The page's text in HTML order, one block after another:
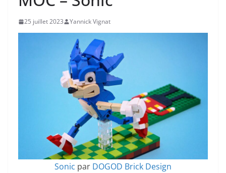
25 juillet 2023 Yannick Vignat
Sonic par DOGOD Brick Design